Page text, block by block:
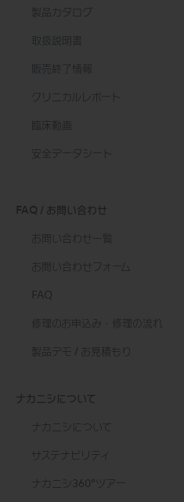
製品カタログ
取扱説明書
販売終了情報
クリニカルレポート
臨床動画
安全データシート
FAQ / お問い合わせ
お問い合わせ一覧
お問い合わせフォーム
FAQ
修理のお申込み・修理の流れ
製品デモ / お見積もり
ナカニシについて
ナカニシについて
サステナビリティ
ナカニシ360°ツアー